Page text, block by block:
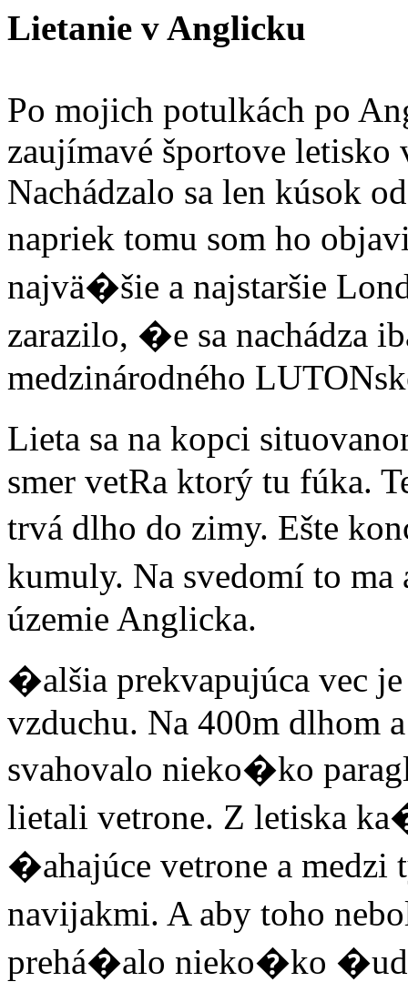
Lietanie v Anglicku
Po mojich potulkách po
zaujímavé športove
Nachádzalo sa len kúsok
napriek tomu som ho
najvä�šie a najstaršie
zarazilo, �e sa nachádza
medzinárodného
Lieta sa na kopci
smer vetRa ktorý tu fúka.
trvá dlho do zimy. Ešte
kumuly. Na svedomí to
územie Anglicka.
�alšia prekvapujúca vec
vzduchu. Na 400m dlhom
svahovalo nieko�ko
lietali vetrone. Z letiska
�ahajúce vetrone a
navijakmi. A aby toho
prehá�alo nieko�ko